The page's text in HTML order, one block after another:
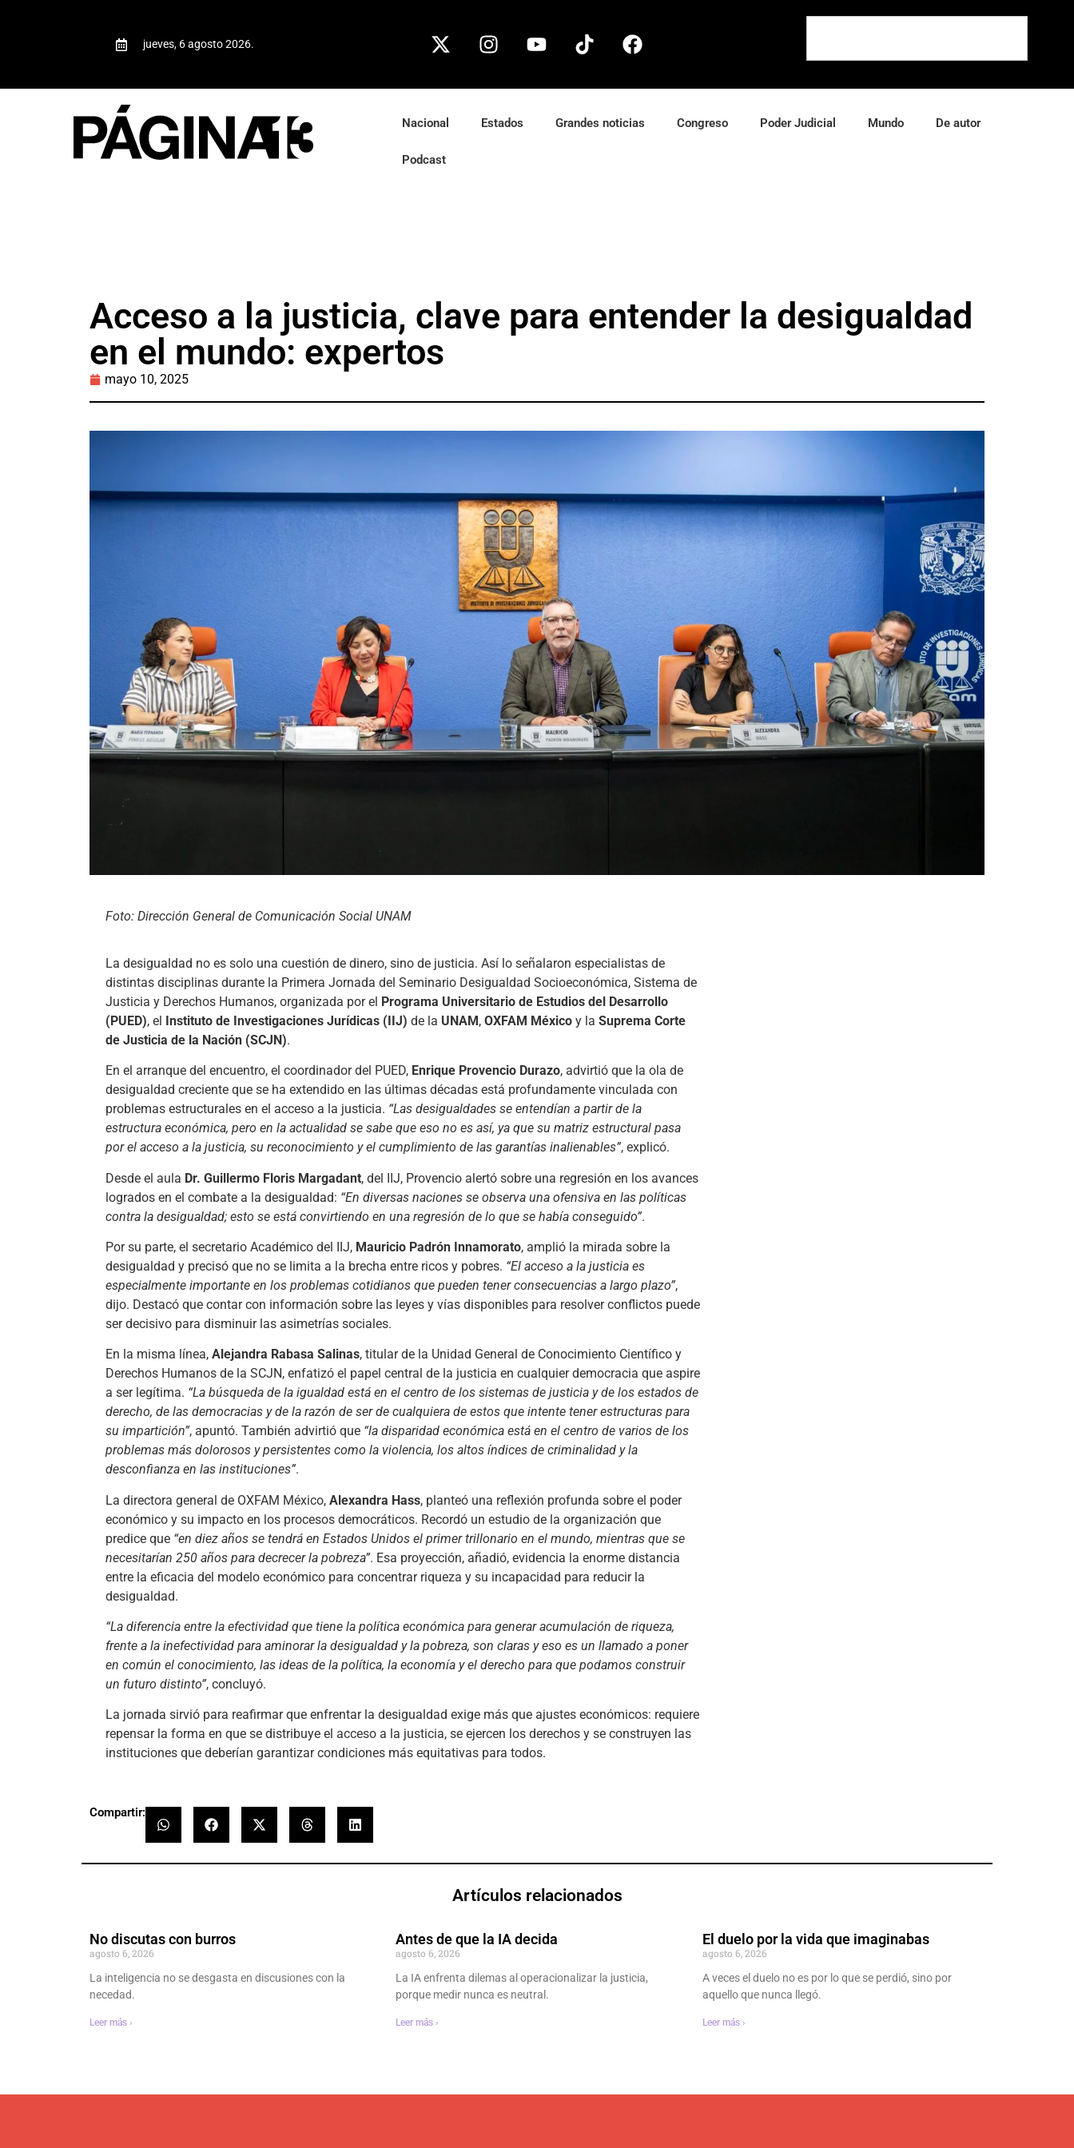
jueves, 6 agosto 2026.
Nacional Estados Grandes noticias Congreso Poder Judicial Mundo De autor
Podcast
Acceso a la justicia, clave para entender la desigualdad
en el mundo: expertos
mayo 10, 2025
Foto: Dirección General de Comunicación Social UNAM
La desigualdad no es solo una cuestión de dinero, sino de justicia. Así lo señalaron especialistas de
distintas disciplinas durante la Primera Jornada del Seminario Desigualdad Socioeconómica, Sistema de
Justicia y Derechos Humanos, organizada por el Programa Universitario de Estudios del Desarrollo
(PUED), el Instituto de Investigaciones Jurídicas (IIJ) de la UNAM, OXFAM México y la Suprema Corte
de Justicia de la Nación (SCJN).
En el arranque del encuentro, el coordinador del PUED, Enrique Provencio Durazo, advirtió que la ola de
desigualdad creciente que se ha extendido en las últimas décadas está profundamente vinculada con
problemas estructurales en el acceso a la justicia. “Las desigualdades se entendían a partir de la
estructura económica, pero en la actualidad se sabe que eso no es así, ya que su matriz estructural pasa
por el acceso a la justicia, su reconocimiento y el cumplimiento de las garantías inalienables”, explicó.
Desde el aula Dr. Guillermo Floris Margadant, del IIJ, Provencio alertó sobre una regresión en los avances
logrados en el combate a la desigualdad: “En diversas naciones se observa una ofensiva en las políticas
contra la desigualdad; esto se está convirtiendo en una regresión de lo que se había conseguido”.
Por su parte, el secretario Académico del IIJ, Mauricio Padrón Innamorato, amplió la mirada sobre la
desigualdad y precisó que no se limita a la brecha entre ricos y pobres. “El acceso a la justicia es
especialmente importante en los problemas cotidianos que pueden tener consecuencias a largo plazo”,
dijo. Destacó que contar con información sobre las leyes y vías disponibles para resolver conflictos puede
ser decisivo para disminuir las asimetrías sociales.
En la misma línea, Alejandra Rabasa Salinas, titular de la Unidad General de Conocimiento Científico y
Derechos Humanos de la SCJN, enfatizó el papel central de la justicia en cualquier democracia que aspire
a ser legítima. “La búsqueda de la igualdad está en el centro de los sistemas de justicia y de los estados de
derecho, de las democracias y de la razón de ser de cualquiera de estos que intente tener estructuras para
su impartición”, apuntó. También advirtió que “la disparidad económica está en el centro de varios de los
problemas más dolorosos y persistentes como la violencia, los altos índices de criminalidad y la
desconfianza en las instituciones”.
La directora general de OXFAM México, Alexandra Hass, planteó una reflexión profunda sobre el poder
económico y su impacto en los procesos democráticos. Recordó un estudio de la organización que
predice que “en diez años se tendrá en Estados Unidos el primer trillonario en el mundo, mientras que se
necesitarían 250 años para decrecer la pobreza”. Esa proyección, añadió, evidencia la enorme distancia
entre la eficacia del modelo económico para concentrar riqueza y su incapacidad para reducir la
desigualdad.
“La diferencia entre la efectividad que tiene la política económica para generar acumulación de riqueza,
frente a la inefectividad para aminorar la desigualdad y la pobreza, son claras y eso es un llamado a poner
en común el conocimiento, las ideas de la política, la economía y el derecho para que podamos construir
un futuro distinto”, concluyó.
La jornada sirvió para reafirmar que enfrentar la desigualdad exige más que ajustes económicos: requiere
repensar la forma en que se distribuye el acceso a la justicia, se ejercen los derechos y se construyen las
instituciones que deberían garantizar condiciones más equitativas para todos.
Compartir:
Artículos relacionados
No discutas con burros
agosto 6, 2026
La inteligencia no se desgasta en discusiones con la
necedad.
Leer más ›
Antes de que la IA decida
agosto 6, 2026
La IA enfrenta dilemas al operacionalizar la justicia,
porque medir nunca es neutral.
Leer más ›
El duelo por la vida que imaginabas
agosto 6, 2026
A veces el duelo no es por lo que se perdió, sino por
aquello que nunca llegó.
Leer más ›